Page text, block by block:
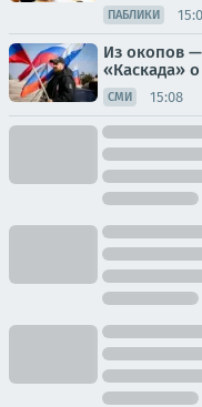
ПАБЛИКИ
Из окопов
«Каскада»
СМИ 15:08